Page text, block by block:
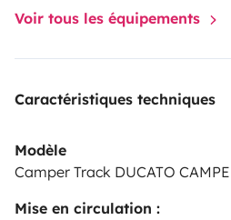
Voir tous les équipements
Caractéristiques techniques
Modèle
Camper Track DUCATO
Mise en circulation :